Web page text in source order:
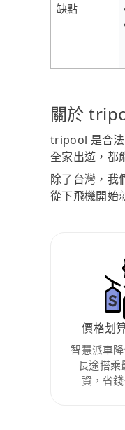
缺點
關於
tripool 是合法
全家出遊，都
除了台灣，我
從下飛機開始
價格划
智慧派車
長途搭乘
資，省